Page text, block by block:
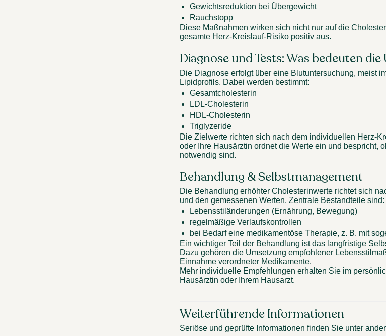
Gewichtsreduktion bei Übergewicht
Rauchstopp
Diese Maßnahmen wirken sich nicht nur auf die
gesamte Herz-Kreislauf-Risiko positiv aus.
Diagnose und Tests: Was bedeuten
Die Diagnose erfolgt über eine Blutuntersuchung, meist
Lipidprofils. Dabei werden bestimmt:
Gesamtcholesterin
LDL-Cholesterin
HDL-Cholesterin
Triglyzeride
Die Zielwerte richten sich nach dem individuellen Herz-
oder Ihre Hausärztin ordnet die Werte ein und bespricht,
notwendig sind.
Behandlung & Selbstmanagement
Die Behandlung erhöhter Cholesterinwerte richtet sich
und den gemessenen Werten. Zentrale Bestandteile sind:
Lebensstiländerungen (Ernährung, Bewegung)
regelmäßige Verlaufskontrollen
bei Bedarf eine medikamentöse Therapie, z. B. mit
Ein wichtiger Teil der Behandlung ist das langfristige
Dazu gehören die Umsetzung empfohlener
Einnahme verordneter Medikamente.
Mehr individuelle Empfehlungen erhalten Sie im
Hausärztin oder Ihrem Hausarzt.
Weiterführende Informationen
Seriöse und geprüfte Informationen finden Sie unter